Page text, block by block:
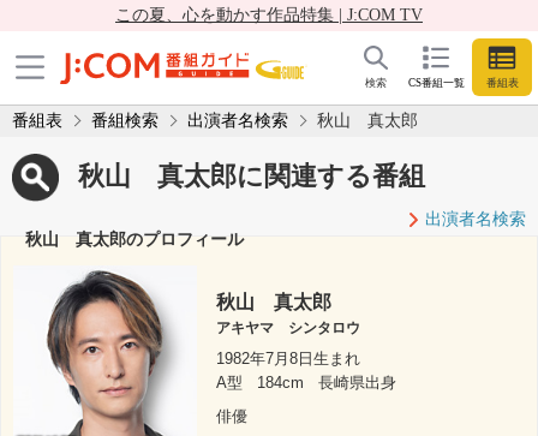
この夏、心を動かす作品特集 | J:COM TV
CS番組一覧 番組表
検索
番組表 番組検索 出演者名検索 秋山 真太郎
秋山 真太郎に関連する番組
出演者名検索
秋山 真太郎のプロフィール
秋山 真太郎
アキヤマ シンタロウ
1982年7月8日生まれ
A型
184cm
長崎県出身
俳優